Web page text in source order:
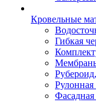
Кровельные
Гибкая
Рулонная